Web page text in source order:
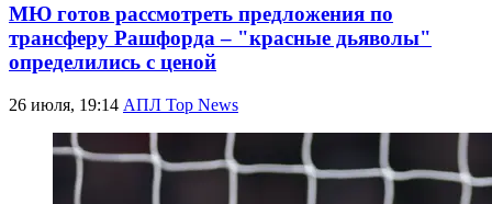
МЮ готов рассмотреть предложения по
трансферу Рашфорда – "красные дьяволы"
определились с ценой
26 июля, 19:14 АПЛ Top News